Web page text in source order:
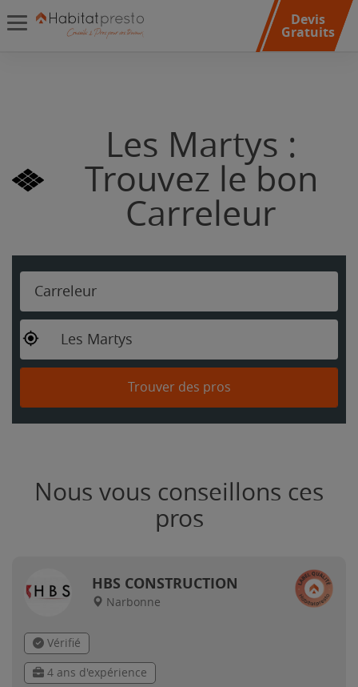
Devis
Gratuits
Les Martys :
Trouvez le bon
Carreleur
Carreleur
Les Martys
Trouver des pros
Nous vous conseillons ces
pros
HBS CONSTRUCTION
Narbonne
Vérifié
4 ans d'expérience